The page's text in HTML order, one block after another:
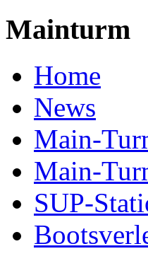
Mainturm
Home
News
Main-
Main-
SUP-